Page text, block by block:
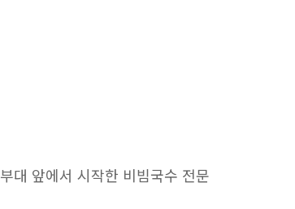
대 앞에서 시작한 비빔국수 전문